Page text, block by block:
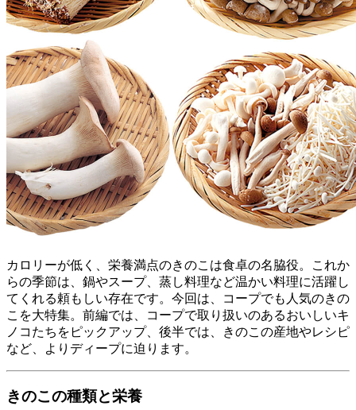
カロリーが低く、栄養満点のきのこは食卓の名脇役。これか
らの季節は、鍋やスープ、蒸し料理など温かい料理に活躍し
てくれる頼もしい存在です。今回は、コープでも人気のきの
こを大特集。前編では、コープで取り扱いのあるおいしいキ
ノコたちをピックアップ、後半では、きのこの産地やレシピ
など、よりディープに迫ります。
きのこの種類と栄養